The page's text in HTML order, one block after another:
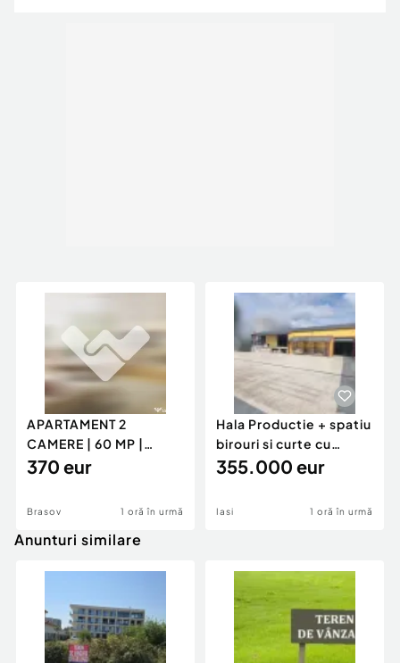
APARTAMENT 2
CAMERE | 60 MP |
GENERAL MOCIULSCHI
370 eur
Brasov 1 oră în urmă
Hala Productie + spatiu
birouri si curte cu
acces TIR - Danc
355.000 eur
Iasi 1 oră în urmă
Anunturi similare